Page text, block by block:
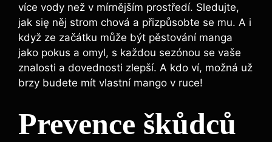
více vody než v mírnějším prostředí. Sledujte,
jak się něj strom chová a přizpůsobte se mu. A i
když ze začátku může být pěstování manga
jako pokus a omyl, s každou sezónou se vaše
znalosti a dovednosti zlepší. A kdo ví, možná už
brzy budete mít vlastní mango v ruce!
Prevence škůdců